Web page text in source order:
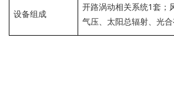
设备组成
开路涡动相关系统1套；
气压、太阳总辐射、光合